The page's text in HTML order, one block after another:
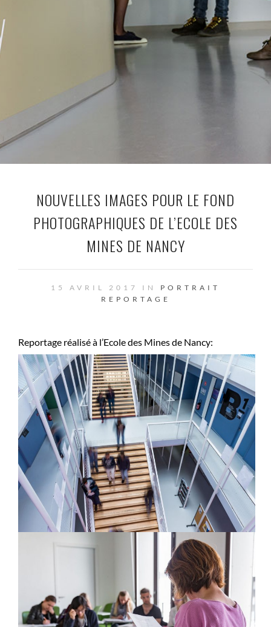
NOUVELLES IMAGES POUR LE FOND
PHOTOGRAPHIQUES DE L’ECOLE DES
MINES DE NANCY
15 AVRIL 2017 IN PORTRAIT
REPORTAGE
Reportage réalisé à l’Ecole des Mines de Nancy: